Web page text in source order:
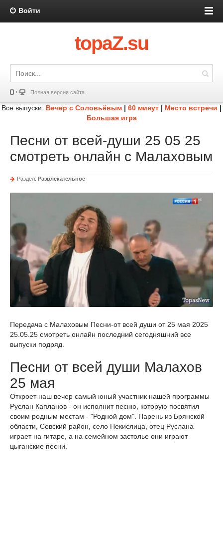
Войти
topaZ.su
Полная версия сайта
Все выпуски: Вечер с Соловьёвым | 60 минут | Место встречи |
Большая игра
Песни от всей-души 25 05 25
смотреть онлайн с Малаховым
Раздел: Развлекательное
Передача с Малаховым Песни-от всей души от 25 мая 2025
25.05.25 смотреть онлайн последний сегодняшний все
выпуски подряд.
Песни от всей души Малахов
25 мая
Откроет наш вечер самый юный участник нашей программы
Руслан Капланов - он исполнит песню, которую посвятил
своим родным местам - "Родной дом". Парень из Брянской
области, Севский район, село Некислица, отец Руслана
играет на гитаре, а на семейном застолье они играют
цыганские песни.